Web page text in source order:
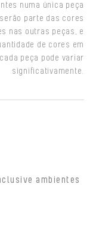
numa única peça
serão parte das cores
nas outras peças, e
de cores em
cada peça pode variar
significativamente.
ambientes